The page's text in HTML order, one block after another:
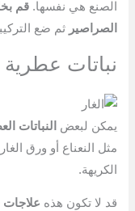
الصنع هي نفسها.قم
الصراصير ثم ضع
نباتات عطرية
يمكن لبعض النباتات
مثل النعناع أو ورق
الكريهة.
قد لا تكون هذه علاجات